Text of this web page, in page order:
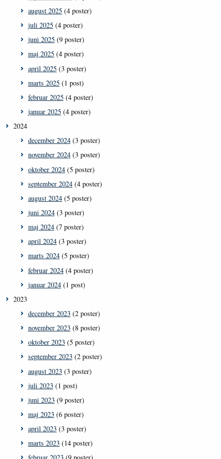
august 2025(4 poster)
juli 2025(4 poster)
juni 2025(9 poster)
maj 2025(4 poster)
april 2025(3 poster)
marts 2025(1 post)
februar 2025(4 poster)
januar 2025(4 poster)
2024
december 2024(3 poster)
november 2024(3 poster)
oktober 2024(5 poster)
september 2024(4 poster)
august 2024(5 poster)
juni 2024(3 poster)
maj 2024(7 poster)
april 2024(3 poster)
marts 2024(5 poster)
februar 2024(4 poster)
januar 2024(1 post)
2023
december 2023(2 poster)
november 2023(8 poster)
oktober 2023(5 poster)
september 2023(2 poster)
august 2023(3 poster)
juli 2023(1 post)
juni 2023(9 poster)
maj 2023(6 poster)
april 2023(3 poster)
marts 2023(14 poster)